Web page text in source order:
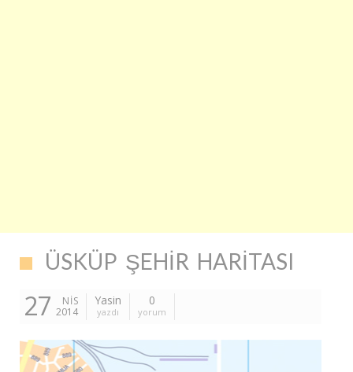
ÜSKÜP ŞEHIR HARITASI
27
NIS
2014
Yasin
yazdı
0
yorum